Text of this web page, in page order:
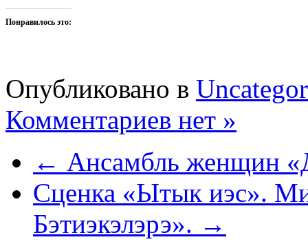
Понравилось это:
Опубликовано в
Комментариев нет »
← Ансамбль женщин
Сценка «Ытык иэс».
Бэтиэкэлэрэ». →